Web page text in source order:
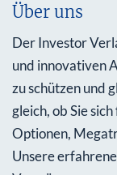
Über uns
Der Investor
und innovativen
zu schützen und
gleich, ob Sie
Optionen,
Unsere